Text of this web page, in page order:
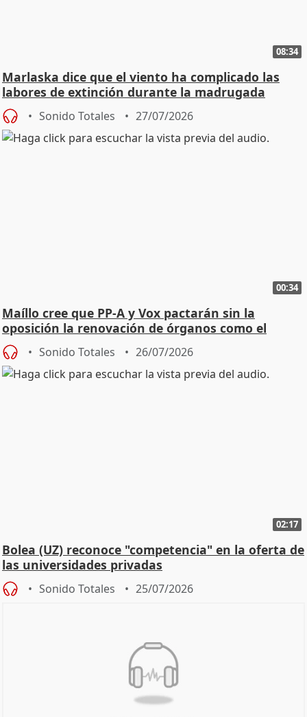
08:34
Marlaska dice que el viento ha complicado las
labores de extinción durante la madrugada
Sonido Totales 27/07/2026
00:34
Maíllo cree que PP-A y Vox pactarán sin la
oposición la renovación de órganos como el
Defensor
Sonido Totales 26/07/2026
02:17
Bolea (UZ) reconoce "competencia" en la oferta de
las universidades privadas
Sonido Totales 25/07/2026